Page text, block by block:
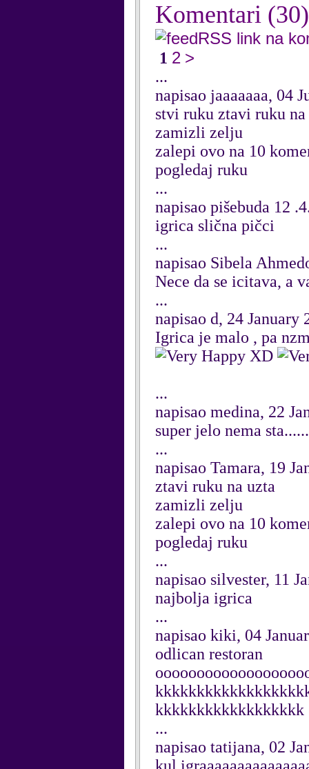
Komentari (30)
RSS link na
1 2 >
...
napisao jaaaaaaa, 04
stvi ruku ztavi ruku na
zamizli zelju
zalepi ovo na 10
pogledaj ruku
...
napisao pišebuda 12
igrica slična pičci
...
napisao Sibela
Nece da se icitava, a
...
napisao d, 24 January
Igrica je malo , pa
XD
...
napisao medina, 22
super jelo nema
...
napisao Tamara, 19
ztavi ruku na uzta
zamizli zelju
zalepi ovo na 10
pogledaj ruku
...
napisao silvester, 11
najbolja igrica
...
napisao kiki, 04
odlican restoran
kkkkkkkkkkkkkkkkkk
...
napisao tatijana, 02